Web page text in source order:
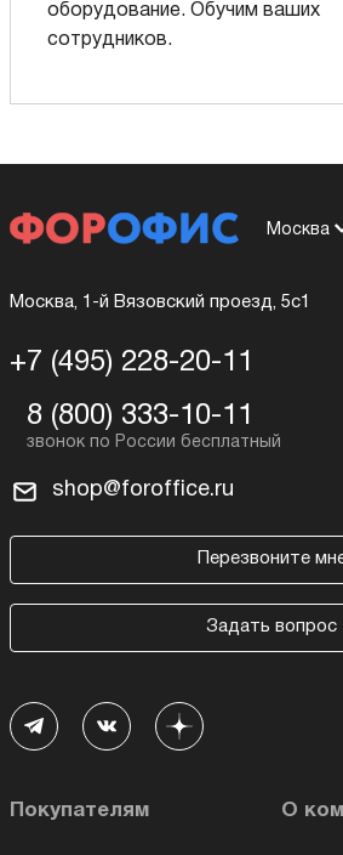
оборудование. Обучим ваших
сотрудников.
Москва
Москва, 1-й Вязовский проезд, 5с1
+7 (495) 228-20-11
8 (800) 333-10-11
shop@foroffice.ru
Перезвоните
Задать вопрос
Покупателям О